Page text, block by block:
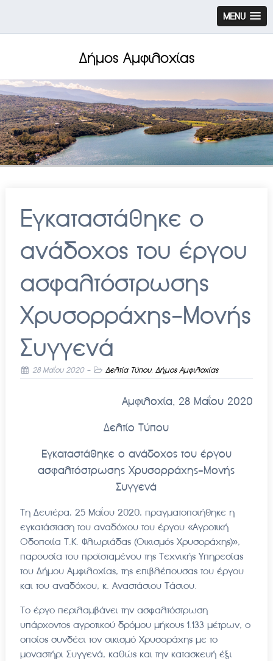
MENU
Δήμος Αμφιλοχίας
Εγκαταστάθηκε ο
ανάδοχος του έργου
ασφαλτόστρωσης
Χρυσορράχης-Μονής
Συγγενά
28 Μαΐου 2020- Δελτία Τύπου, Δήμος Αμφιλοχίας
Αμφιλοχία, 28 Μαΐου 2020
Δελτίο Τύπου
Εγκαταστάθηκε ο ανάδοχος του έργου
ασφαλτόστρωσης Χρυσορράχης-Μονής
Συγγενά
Τη Δευτέρα, 25 Μαΐου 2020, πραγματοποιήθηκε η
εγκατάσταση του αναδόχου του έργου «Αγροτική
Οδοποιία Τ.Κ. Φλωριάδας (Οικισμός Χρυσοράχης)»,
παρουσία του προϊσταμένου της Τεχνικής Υπηρεσίας
του Δήμου Αμφιλοχίας, της επιβλέπουσας του έργου
και του αναδόχου, κ. Αναστάσιου Τάσιου.
Το έργο περιλαμβάνει την ασφαλτόστρωση
υπάρχοντος αγροτικού δρόμου μήκους 1.133 μέτρων, ο
οποίος συνδέει τον οικισμό Χρυσοράχης με το
μοναστήρι Συγγενά, καθώς και την κατασκευή έξι